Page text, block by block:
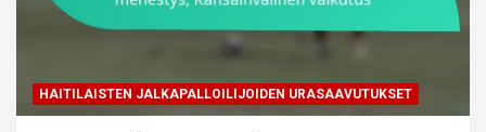
HAITILAISTEN JALKAPALLOILIJOIDEN URASAAVUTUKSET